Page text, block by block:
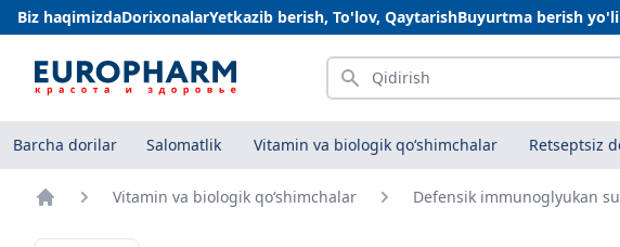
Biz haqimizdaDorixonalarYetkazib berish, To'lov, QaytarishBuyurtma berish yo'li
Qidirish
Barcha dorilar Salomatlik Vitamin va biologik qo‘shimchalar Retseptsiz
Vitamin va biologik qo‘shimchalar Defensik immunoglyukan